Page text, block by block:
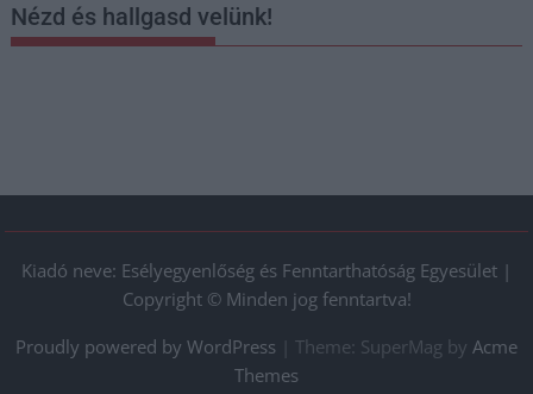
Nézd és hallgasd velünk!
Kiadó neve: Esélyegyenlőség és Fenntarthatóság Egyesület |
Copyright © Minden jog fenntartva!
Proudly powered by WordPress
Theme: SuperMag by Acme
Themes